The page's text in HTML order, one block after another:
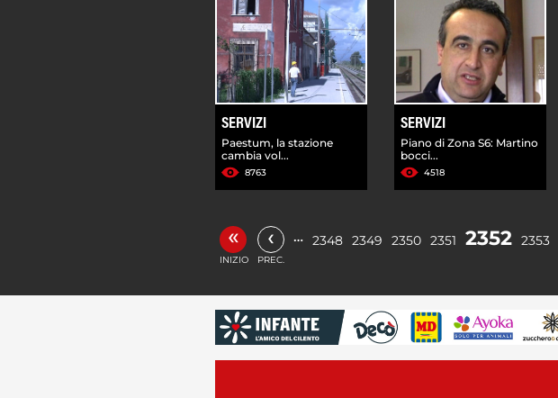
SERVIZI
Paestum, la stazione
cambia vol...
8763
SERVIZI
Piano di Zona S6: Martino
bocci...
4518
«
INIZIO
‹
PREC.
… 2348 2349 2350 2351 2352 2353